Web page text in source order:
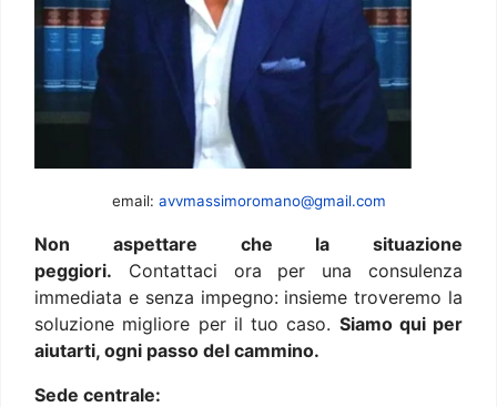
email: avvmassimoromano@gmail.com
Non aspettare che la situazione
peggiori. Contattaci ora per una consulenza
immediata e senza impegno: insieme troveremo la
soluzione migliore per il tuo caso. Siamo qui per
aiutarti, ogni passo del cammino.
Sede centrale: